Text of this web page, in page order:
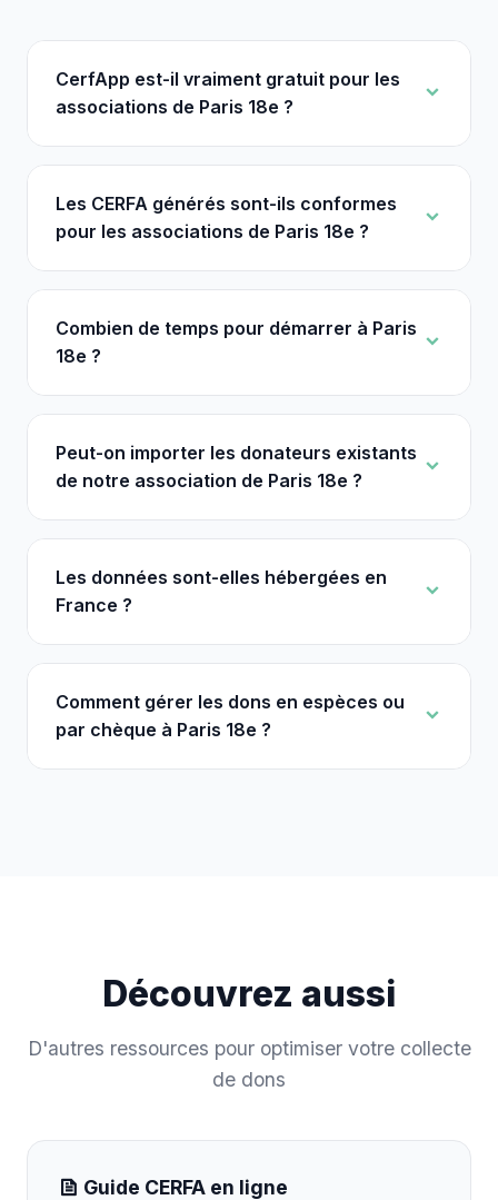
CerfApp est-il vraiment gratuit pour les
associations de Paris 18e ?
Les CERFA générés sont-ils conformes
pour les associations de Paris 18e ?
Combien de temps pour démarrer à Paris
18e ?
Peut-on importer les donateurs existants
de notre association de Paris 18e ?
Les données sont-elles hébergées en
France ?
Comment gérer les dons en espèces ou
par chèque à Paris 18e ?
Découvrez aussi
D'autres ressources pour optimiser votre collecte
de dons
Guide CERFA en ligne